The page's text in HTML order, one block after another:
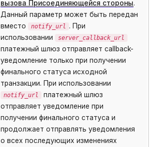
вызова Присоединяющейся стороны.
Данный параметр может быть передан
вместо
notify_url . При
использовании
server_callback_url
платежный шлюз отправляет callback-
уведомление только при получении
финального статуса исходной
транзакции. При использовании
notify_url
платежный шлюз
отправляет уведомление при
получении финального статуса и
продолжает отправлять уведомления
о всех последующих изменениях